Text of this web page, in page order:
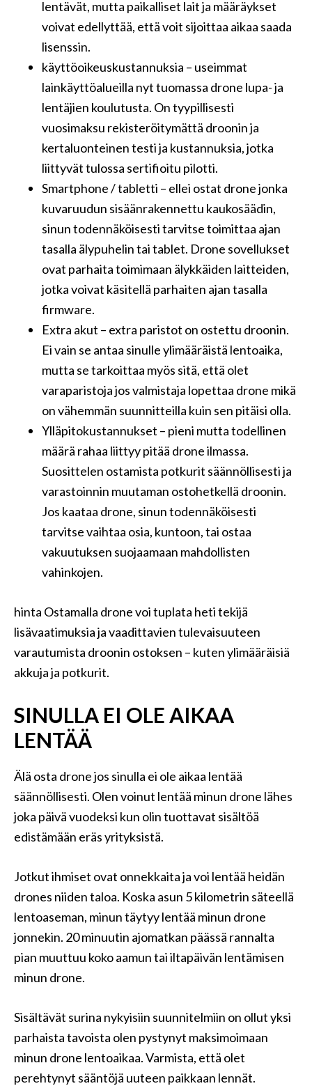
lentävät, mutta paikalliset lait ja määräykset
voivat edellyttää, että voit sijoittaa aikaa saada
lisenssin.
käyttöoikeuskustannuksia – useimmat
lainkäyttöalueilla nyt tuomassa drone lupa- ja
lentäjien koulutusta. On tyypillisesti
vuosimaksu rekisteröitymättä droonin ja
kertaluonteinen testi ja kustannuksia, jotka
liittyvät tulossa sertifioitu pilotti.
Smartphone / tabletti – ellei ostat drone jonka
kuvaruudun sisäänrakennettu kaukosäädin,
sinun todennäköisesti tarvitse toimittaa ajan
tasalla älypuhelin tai tablet. Drone sovellukset
ovat parhaita toimimaan älykkäiden laitteiden,
jotka voivat käsitellä parhaiten ajan tasalla
firmware.
Extra akut – extra paristot on ostettu droonin.
Ei vain se antaa sinulle ylimääräistä lentoaika,
mutta se tarkoittaa myös sitä, että olet
varaparistoja jos valmistaja lopettaa drone mikä
on vähemmän suunnitteilla kuin sen pitäisi olla.
Ylläpitokustannukset – pieni mutta todellinen
määrä rahaa liittyy pitää drone ilmassa.
Suosittelen ostamista potkurit säännöllisesti ja
varastoinnin muutaman ostohetkellä droonin.
Jos kaataa drone, sinun todennäköisesti
tarvitse vaihtaa osia, kuntoon, tai ostaa
vakuutuksen suojaamaan mahdollisten
vahinkojen.
hinta Ostamalla drone voi tuplata heti tekijä
lisävaatimuksia ja vaadittavien tulevaisuuteen
varautumista droonin ostoksen – kuten ylimääräisiä
akkuja ja potkurit.
SINULLA EI OLE AIKAA
LENTÄÄ
Älä osta drone jos sinulla ei ole aikaa lentää
säännöllisesti. Olen voinut lentää minun drone lähes
joka päivä vuodeksi kun olin tuottavat sisältöä
edistämään eräs yrityksistä.
Jotkut ihmiset ovat onnekkaita ja voi lentää heidän
drones niiden taloa. Koska asun 5 kilometrin säteellä
lentoaseman, minun täytyy lentää minun drone
jonnekin. 20 minuutin ajomatkan päässä rannalta
pian muuttuu koko aamun tai iltapäivän lentämisen
minun drone.
Sisältävät surina nykyisiin suunnitelmiin on ollut yksi
parhaista tavoista olen pystynyt maksimoimaan
minun drone lentoaikaa. Varmista, että olet
perehtynyt sääntöjä uuteen paikkaan lennät.